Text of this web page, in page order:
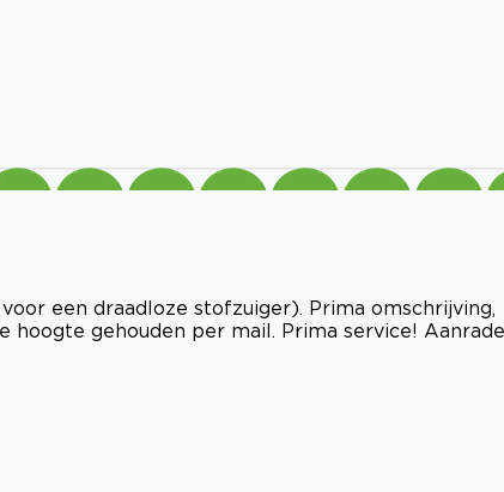
een draadloze stofzuiger). Prima omschrijving,
gehouden per mail. Prima service!